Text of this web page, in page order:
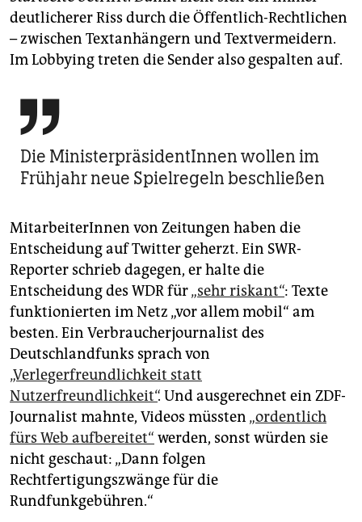
deutlicherer Riss durch die Öffentlich-Rechtlichen
– zwischen Textanhängern und Textvermeidern.
Im Lobbying treten die Sender also gespalten auf.

Die MinisterpräsidentInnen wollen im
Frühjahr neue Spielregeln beschließen
MitarbeiterInnen von Zeitungen haben die
Entscheidung auf Twitter geherzt. Ein SWR-
Reporter schrieb dagegen, er halte die
Entscheidung des WDR für„sehr riskant“: Texte
funktionierten im Netz „vor allem mobil“ am
besten. Ein Verbraucherjournalist des
Deutschlandfunks sprach von
„Verlegerfreundlichkeit statt
Nutzerfreundlichkeit“. Und ausgerechnet ein ZDF-
Journalist mahnte, Videos müssten „ordentlich
fürs Web aufbereitet“ werden, sonst würden sie
nicht geschaut: „Dann folgen
Rechtfertigungszwänge für die
Rundfunkgebühren.“